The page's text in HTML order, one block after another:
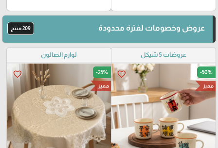
عروض وخصومات لفترة محدودة 209 منتج
عروضات 5 شيكل
favorite_border -50%
مميز
لوازم الصالون
favorite_border -25%
مميز